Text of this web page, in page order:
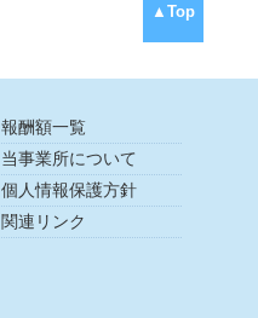
▲Top
報酬額一覧
当事業所について
個人情報保護方針
関連リンク